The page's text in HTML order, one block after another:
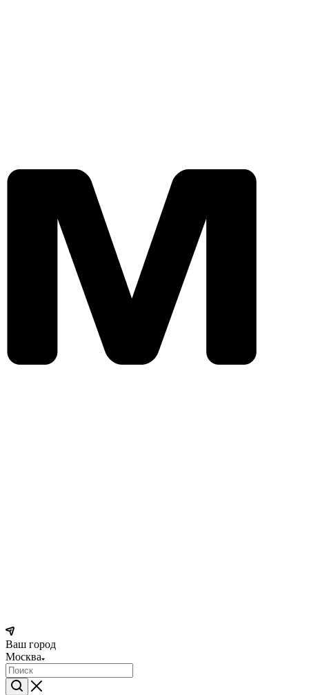
Ваш город
Москва